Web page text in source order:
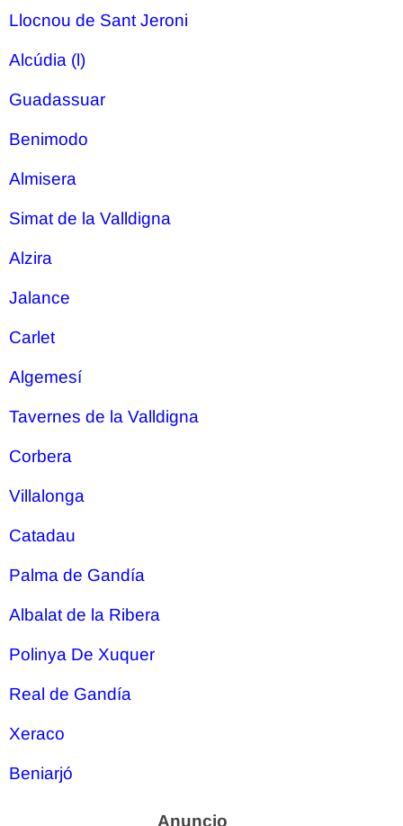
Llocnou de Sant Jeroni
Alcúdia (l)
Guadassuar
Benimodo
Almisera
Simat de la Valldigna
Alzira
Jalance
Carlet
Algemesí
Tavernes de la Valldigna
Corbera
Villalonga
Catadau
Palma de Gandía
Albalat de la Ribera
Polinya De Xuquer
Real de Gandía
Xeraco
Beniarjó